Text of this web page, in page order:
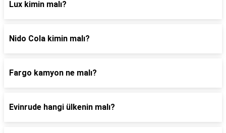
Lux kimin malı?
Nido Cola kimin malı?
Fargo kamyon ne malı?
Evinrude hangi ülkenin malı?